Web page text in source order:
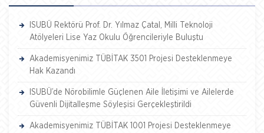
ISUBÜ Rektörü Prof. Dr. Yılmaz Çatal, Milli Teknoloji
Atölyeleri Lise Yaz Okulu Öğrencileriyle Buluştu
Akademisyenimiz TÜBİTAK 3501 Projesi Desteklenmeye
Hak Kazandı
ISUBÜ’de Nörobilimle Güçlenen Aile İletişimi ve Ailelerde
Güvenli Dijitalleşme Söyleşisi Gerçekleştirildi
Akademisyenimiz TÜBİTAK 1001 Projesi Desteklenmeye